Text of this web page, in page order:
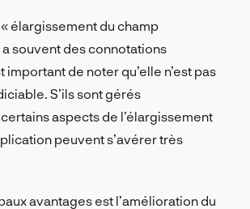
élargissement du champ
a souvent des connotations
important de noter qu’elle n’est pas
S’ils sont gérés
aspects de l’élargissement
peuvent s’avérer très
avantages est l’amélioration du